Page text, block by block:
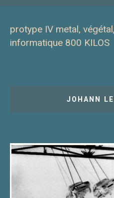
protype IV metal,
informatique 800 KILOS
JOHANN